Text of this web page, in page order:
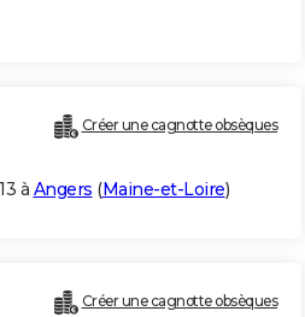
Créer une cagnotte obsèques
à Angers (Maine-et-Loire)
Créer une cagnotte obsèques